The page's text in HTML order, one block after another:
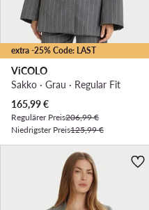
extra -25% Code: LAST
ViCOLO
Sakko · Grau · Regular Fit
Aktueller Preis
165,99€
Regulärer Preis206,99 €
Niedrigster Preis125,99 €